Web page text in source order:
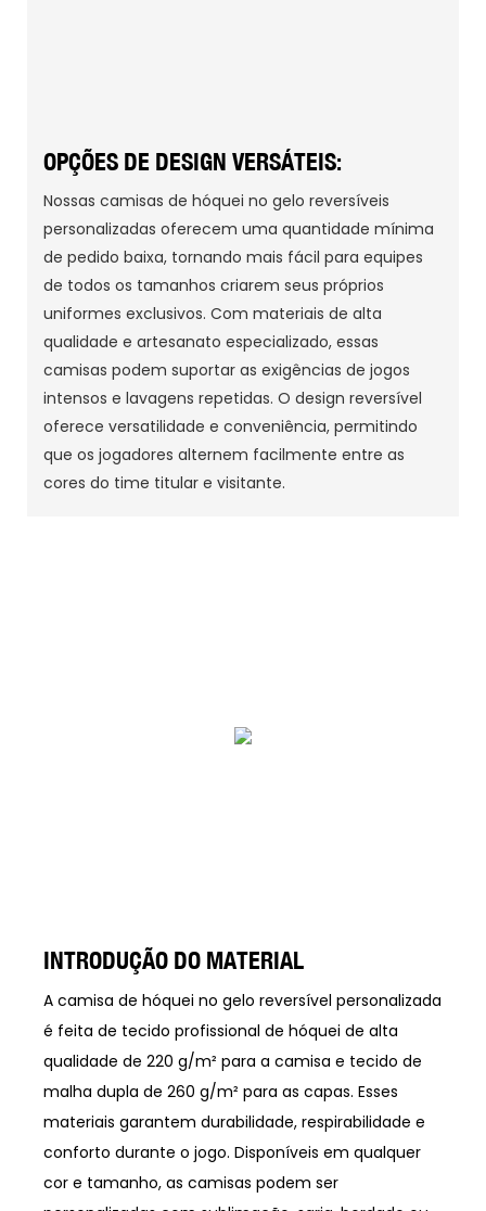
OPÇÕES DE DESIGN VERSÁTEIS:
Nossas camisas de hóquei no gelo reversíveis
personalizadas oferecem uma quantidade mínima
de pedido baixa, tornando mais fácil para equipes
de todos os tamanhos criarem seus próprios
uniformes exclusivos. Com materiais de alta
qualidade e artesanato especializado, essas
camisas podem suportar as exigências de jogos
intensos e lavagens repetidas. O design reversível
oferece versatilidade e conveniência, permitindo
que os jogadores alternem facilmente entre as
cores do time titular e visitante.
INTRODUÇÃO DO MATERIAL
A camisa de hóquei no gelo reversível personalizada
é feita de tecido profissional de hóquei de alta
qualidade de 220 g/m² para a camisa e tecido de
malha dupla de 260 g/m² para as capas. Esses
materiais garantem durabilidade, respirabilidade e
conforto durante o jogo. Disponíveis em qualquer
cor e tamanho, as camisas podem ser